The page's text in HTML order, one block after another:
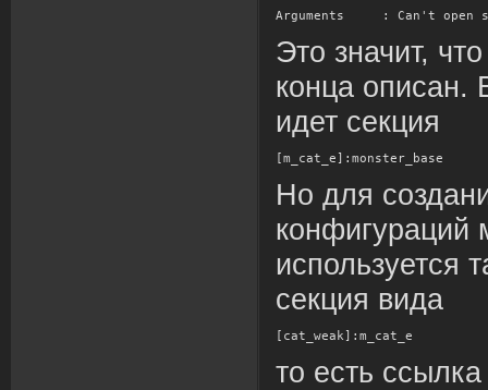
Arguments : Can't open
Это значит,
конца описан.
идет секция
[m_cat_e]:monster_base
Но для
конфигураций
используется
секция вида
[cat_weak]:m_cat_e
то есть